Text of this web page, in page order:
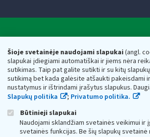
Šioje svetainėje naudojami slapukai(angl.
slapukai įdiegiami automatiškai ir jiems nėra
sutikimas. Taip pat galite sutikti ir su kitų
sutikimą bet kada galėsite atšaukti pakeisdami
nustatymus ir ištrindami įrašytus slapukus.
Slapukų politika
; Privatumo politika.
Būtinieji slapukai
Naudojami sklandžiam svetainės veikimui ir
svetainės funkcijas. Be šių slapukų
Respublikos finansų ministerijos
Biudžetinė įstaiga. Juridinio asmens kodas —
adresas: Vasario 16-osios g. 14, 01107 Vilnius,
vmi@vmi.lt, E. pristatymo dėžutės adresas
Duomenys apie Valstybinę mokesčių inspekciją
Respublikos finansų ministerijos kaupiami ir